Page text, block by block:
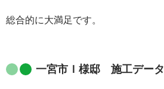
総合的に大満足です。
一宮市Ｉ様邸 施工データ